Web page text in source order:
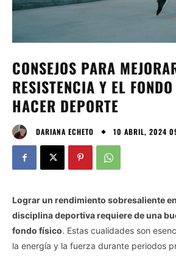
CONSEJOS PARA
RESISTENCIA Y EL
HACER DEPORTE
DARIANA ECHETO 10 ABRIL, 2024
Lograr un rendimiento sobresaliente
disciplina deportiva requiere de una
fondo físico. Estas cualidades son
la energía y la fuerza durante periodos